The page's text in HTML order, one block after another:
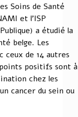
Soins de Santé
et l'ISP
a étudié la
belge. Les
ceux de 14 autres
positifs sont à
chez les
cancer du sein ou